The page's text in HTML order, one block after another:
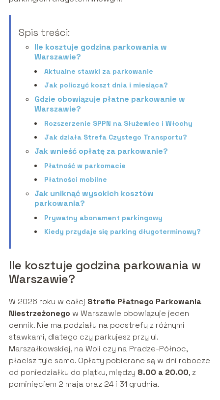
Spis treści:
Ile kosztuje godzina parkowania w
Warszawie?
Aktualne stawki za parkowanie
Jak policzyć koszt dnia i miesiąca?
Gdzie obowiązuje płatne parkowanie w
Warszawie?
Rozszerzenie SPPN na Służewiec i Włochy
Jak działa Strefa Czystego Transportu?
Jak wnieść opłatę za parkowanie?
Płatność w parkomacie
Płatności mobilne
Jak uniknąć wysokich kosztów
parkowania?
Prywatny abonament parkingowy
Kiedy przydaje się parking długoterminowy?
Ile kosztuje godzina parkowania w
Warszawie?
W 2026 roku w całej Strefie Płatnego Parkowania
Niestrzeżonego w Warszawie obowiązuje jeden
cennik. Nie ma podziału na podstrefy z różnymi
stawkami, dlatego czy parkujesz przy ul.
Marszałkowskiej, na Woli czy na Pradze-Północ,
płacisz tyle samo. Opłaty pobierane są w dni robocze
od poniedziałku do piątku, między 8.00 a 20.00, z
pominięciem 2 maja oraz 24 i 31 grudnia.